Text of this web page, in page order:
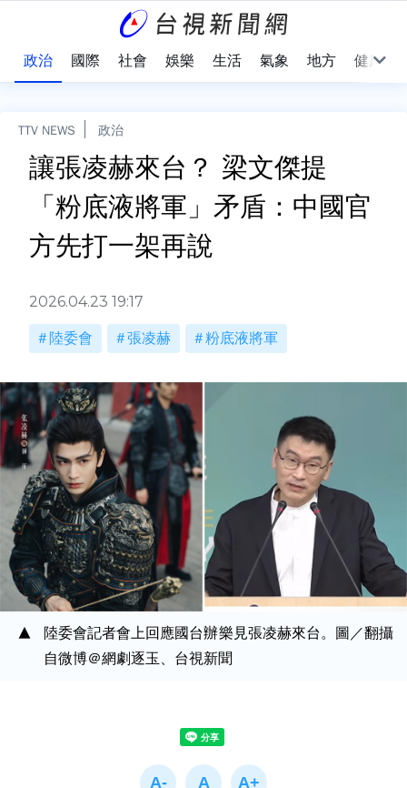
政治 國際 社會 娛樂 生活 氣象 地方 健康
TTV NEWS 政治
讓張凌赫來台？ 梁文傑提
「粉底液將軍」矛盾：中國官
方先打一架再說
2026.04.23 19:17
陸委會 張凌赫 粉底液將軍
陸委會記者會上回應國台辦樂見張凌赫來台。圖／翻攝
自微博＠網劇逐玉、台視新聞